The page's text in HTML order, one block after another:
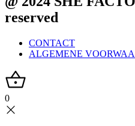
reserved
CONTACT
ALGEMENE
0